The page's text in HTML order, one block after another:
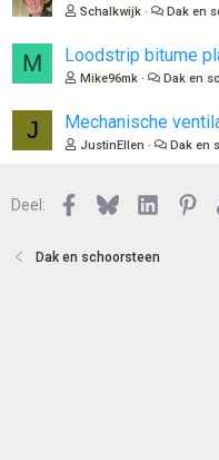
Schalkwijk Dak en
M Loodstrip bitume
Mike96mk Dak en
J Mechanische
JustinEllen Dak en
Deel: Facebook
BlueskyLinkedIn
Dak en schoorsteen